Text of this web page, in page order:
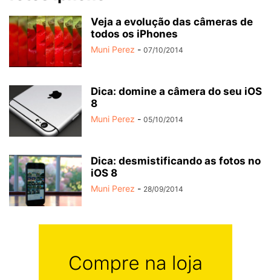
Veja a evolução das câmeras de
todos os iPhones
Muni Perez - 07/10/2014
Dica: domine a câmera do seu iOS
8
Muni Perez - 05/10/2014
Dica: desmistificando as fotos no
iOS 8
Muni Perez - 28/09/2014